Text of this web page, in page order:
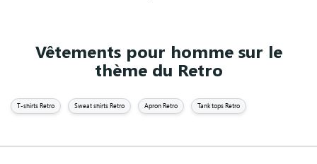
Vêtements pour homme sur le
thème du Retro
T-shirts Retro Sweat shirts Retro Apron Retro Tank tops Retro